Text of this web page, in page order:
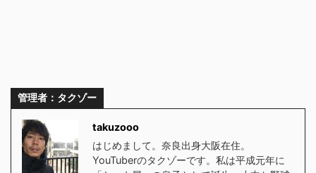
管理者：タクゾー
takuzooo
はじめまして。奈良出身大阪在住。
YouTuberのタクゾーです。私は平成元年に